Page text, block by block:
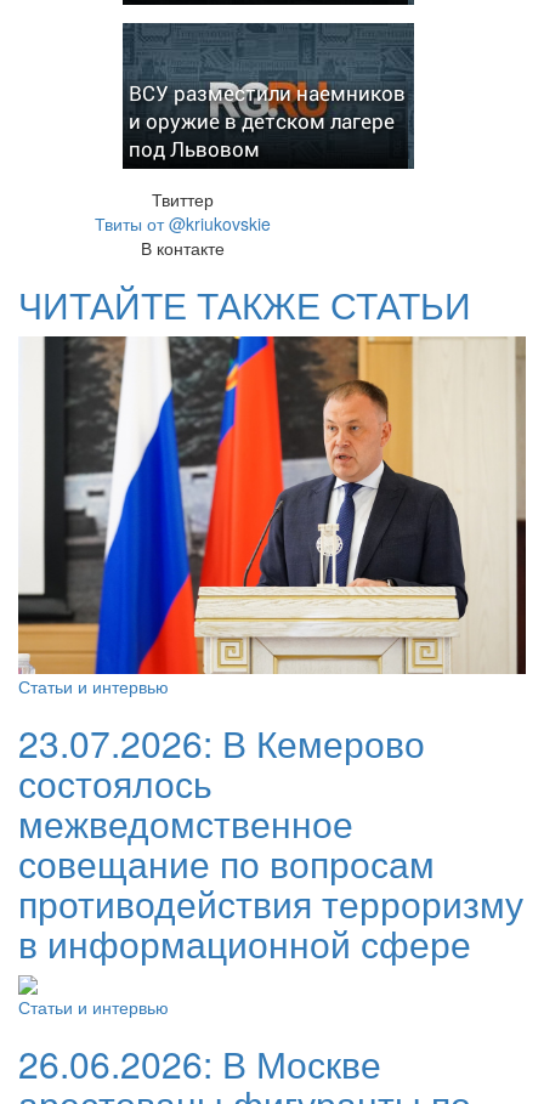
ВСУ разместили наемников
и оружие в детском лагере
под Львовом
Твиттер
Твиты от @kriukovskie
В контакте
ЧИТАЙТЕ ТАКЖЕ СТАТЬИ
Статьи и интервью
23.07.2026: В Кемерово
состоялось
межведомственное
совещание по вопросам
противодействия терроризму
в информационной сфере
Статьи и интервью
26.06.2026: В Москве